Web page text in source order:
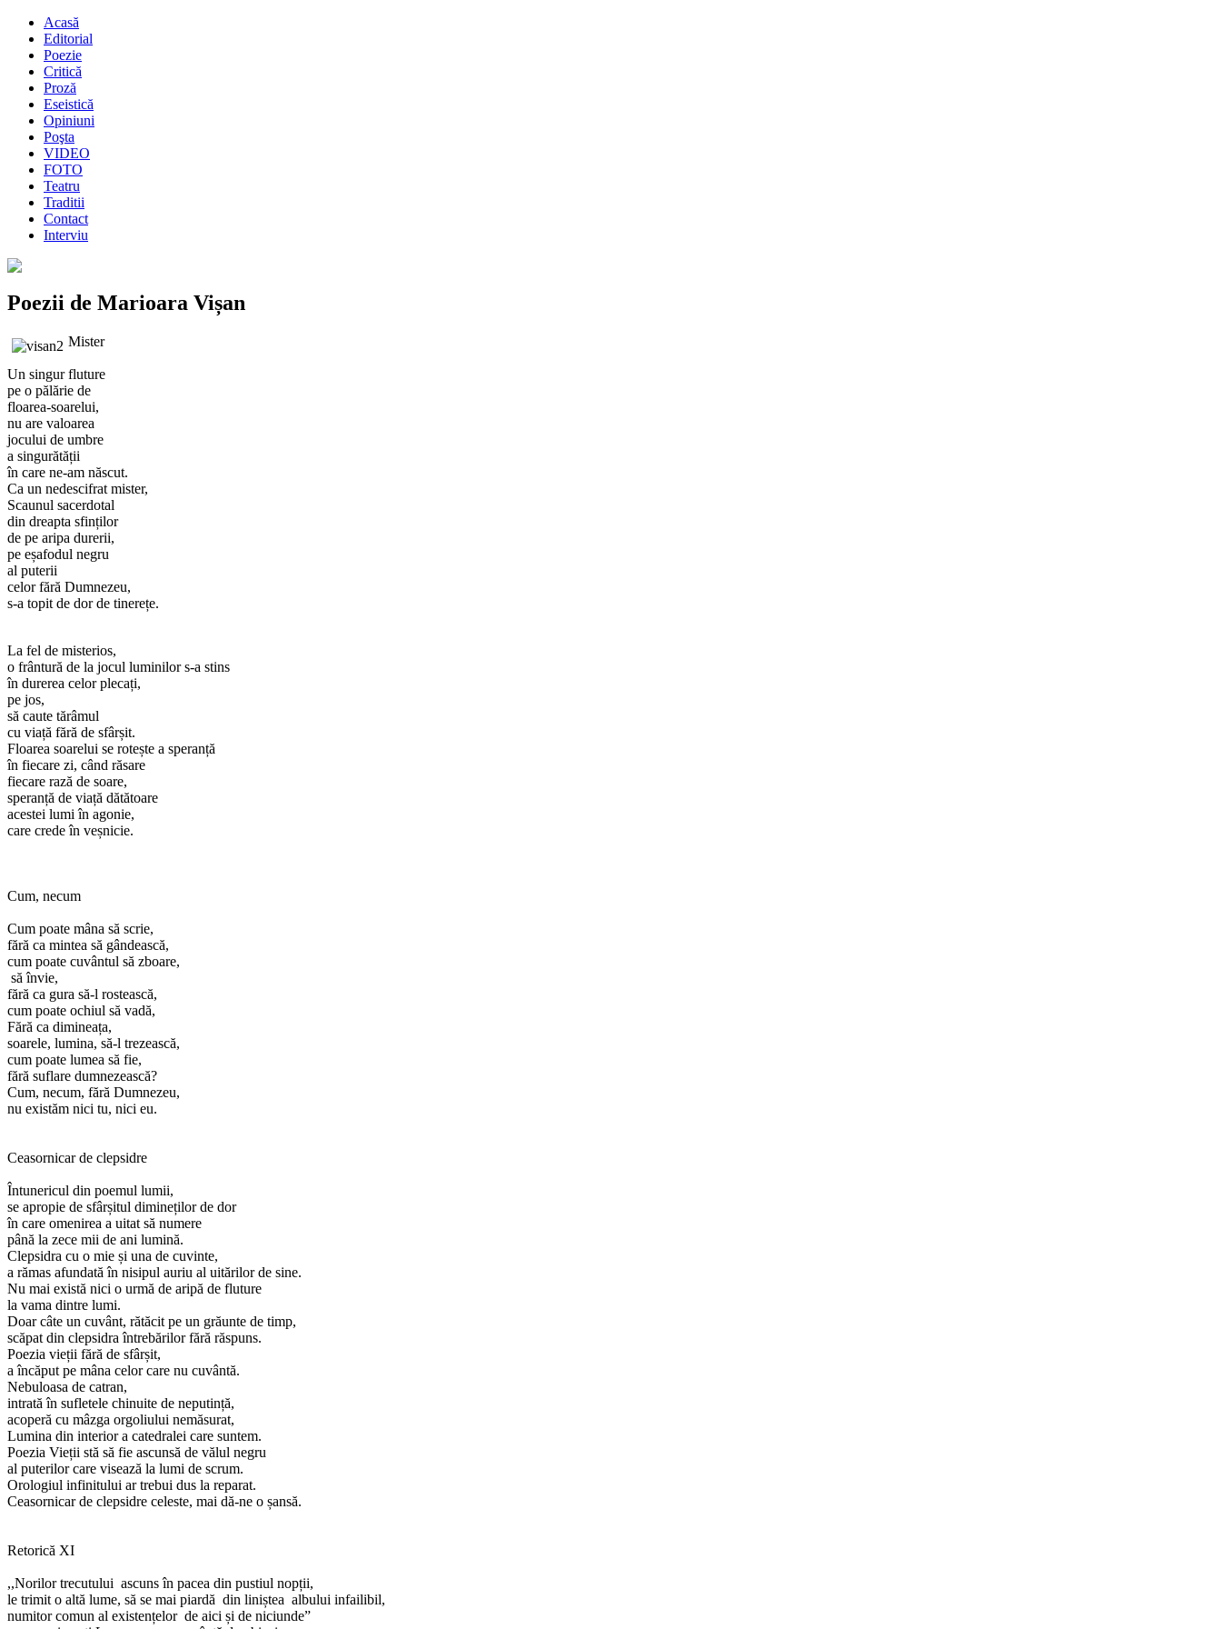
Acasă
Editorial
Poezie
Critică
Proză
Eseistică
Opiniuni
Poşta
VIDEO
FOTO
Teatru
Traditii
Contact
Interviu
Poezii de Marioara Vișan
Mister
Un singur fluture
pe o pălărie de
floarea-soarelui,
nu are valoarea
jocului de umbre
a singurătății
în care ne-am născut.
Ca un nedescifrat mister,
Scaunul sacerdotal
din dreapta sfinților
de pe aripa durerii,
pe eșafodul negru
al puterii
celor fără Dumnezeu,
s-a topit de dor de tinerețe.
La fel de misterios,
o frântură de la jocul luminilor s-a stins
în durerea celor plecați,
pe jos,
să caute tărâmul
cu viață fără de sfârșit.
Floarea soarelui se rotește a speranță
în fiecare zi, când răsare
fiecare rază de soare,
speranță de viață dătătoare
acestei lumi în agonie,
care crede în veșnicie.
Cum, necum
Cum poate mâna să scrie,
fără ca mintea să gândească,
cum poate cuvântul să zboare,
să învie,
fără ca gura să-l rostească,
cum poate ochiul să vadă,
Fără ca dimineața,
soarele, lumina, să-l trezească,
cum poate lumea să fie,
fără suflare dumnezească?
Cum, necum, fără Dumnezeu,
nu existăm nici tu, nici eu.
Ceasornicar de clepsidre
Întunericul din poemul lumii,
se apropie de sfârșitul dimineților de dor
în care omenirea a uitat să numere
până la zece mii de ani lumină.
Clepsidra cu o mie și una de cuvinte,
a rămas afundată în nisipul auriu al uitărilor de sine.
Nu mai există nici o urmă de aripă de fluture
la vama dintre lumi.
Doar câte un cuvânt, rătăcit pe un grăunte de timp,
scăpat din clepsidra întrebărilor fără răspuns.
Poezia vieții fără de sfârșit,
a încăput pe mâna celor care nu cuvântă.
Nebuloasa de catran,
intrată în sufletele chinuite de neputință,
acoperă cu mâzga orgoliului nemăsurat,
Lumina din interior a catedralei care suntem.
Poezia Vieții stă să fie ascunsă de vălul negru
al puterilor care visează la lumi de scrum.
Orologiul infinitului ar trebui dus la reparat.
Ceasornicar de clepsidre celeste, mai dă-ne o șansă.
Retorică XI
,,Norilor trecutului ascuns în pacea din pustiul nopții,
le trimit o altă lume, să se mai piardă din liniștea albului infailibil,
numitor comun al existențelor de aici și de niciunde”